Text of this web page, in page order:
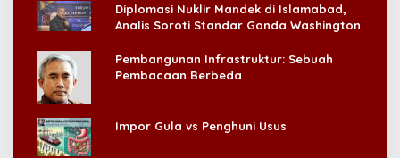
Diplomasi Nuklir Mandek di Islamabad,
Analis Soroti Standar Ganda Washington
Pembangunan Infrastruktur: Sebuah
Pembacaan Berbeda
Impor Gula vs Penghuni Usus